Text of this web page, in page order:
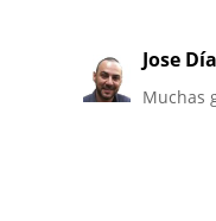
Jose
Muchas